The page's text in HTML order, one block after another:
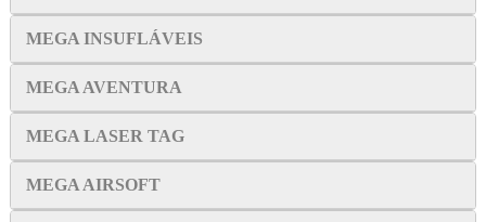
MEGA INSUFLÁVEIS
MEGA AVENTURA
MEGA LASER TAG
MEGA AIRSOFT